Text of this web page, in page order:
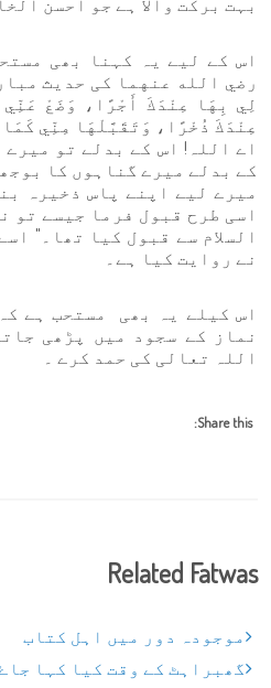
بہت برکت والا ہے جو احسن
اس کے لیے یہ کہنا بھی
رضي الله عنهما کی حدیث
لِي بِهَا عِنْدَكَ أَجْرًا، وَضَعْ
عِنْدَكَ ذُخْرًا، وَتَقَبَّلْهَا مِنِّي
اے اللہ! اس کے بدلے تو
کے بدلے میرے گناہوں کا
میرے لیے اپنے پاس ذخیرہ
اسی طرح قبول فرما جیسے تو
السلام سے قبول کیا تھا۔"
نے روایت کیا ہے۔
اس کیلے یہ بھی مستحب ہے
نماز کے سجود میں پڑھی
اللہ تعالی کی حمد کرے ۔
Share this:
Related Fatwas
موجودہ دور میں اہل کتاب
گھبراہٹ کے وقت کیا کہا